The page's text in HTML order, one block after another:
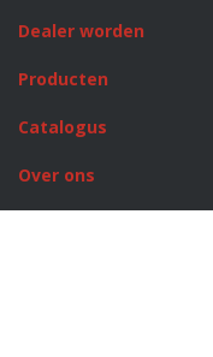
Dealer worden
Producten
Catalogus
Over ons